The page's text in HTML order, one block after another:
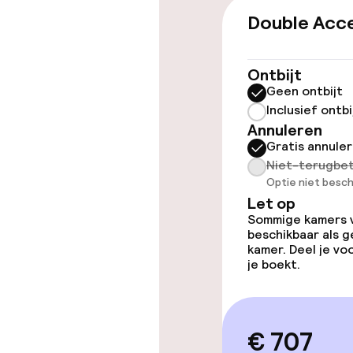
Overal
Lift
Zwemmen &
Zoetwater
Zoetwater
Hot tub
Entertainment
Double
Ontbijt
Geen ontbijt
Inclusief
Annuleren
Gratis
Niet-
Optie niet
Let op
Sommige
beschikbaar als
kamer. Deel je
je boekt.
€ 707